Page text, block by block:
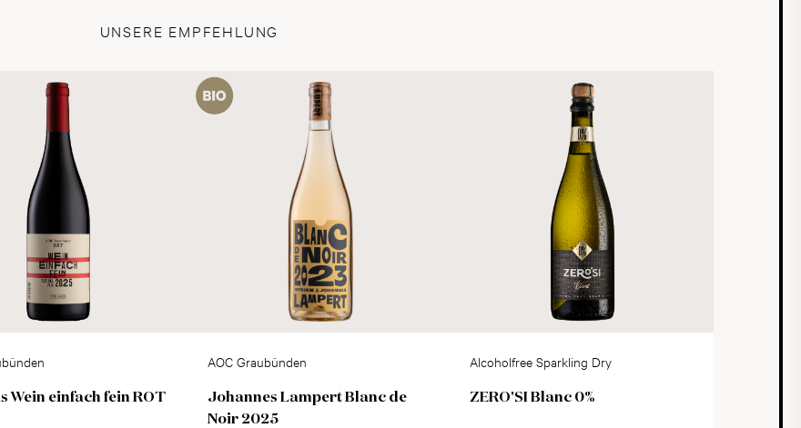
UNSERE EMPFEHLUNG
Wein einfach fein ROT
AOC Graubünden
Johannes Lampert Blanc de
Noir 2025
Alcoholfree Sparkling Dry
ZERO'SI Blanc 0%